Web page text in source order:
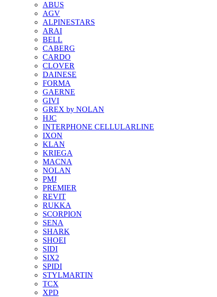
ABUS
AGV
ALPINESTARS
ARAI
BELL
CABERG
CARDO
CLOVER
DAINESE
FORMA
GAERNE
GIVI
GREX by NOLAN
HJC
INTERPHONE CELLULARLINE
IXON
KLAN
KRIEGA
MACNA
NOLAN
PMJ
PREMIER
REVIT
RUKKA
SCORPION
SENA
SHARK
SHOEI
SIDI
SIX2
SPIDI
STYLMARTIN
TCX
XPD